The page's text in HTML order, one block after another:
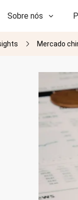
Sobre nós
Mercado